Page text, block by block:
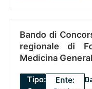
Bando di
regionale di
Medicina
Tipo:
Ente: